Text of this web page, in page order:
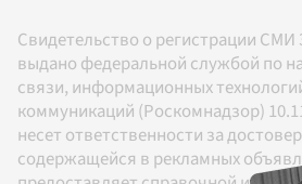
Свидетельство о регистрации
выдано федеральной службой по
связи, информационных
коммуникаций (Роскомнадзор)
несет ответственности за
содержащейся в рекламных